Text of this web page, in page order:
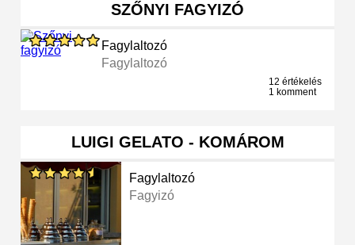
SZŐNYI FAGYIZÓ
Fagylaltozó
Fagylaltozó
12 értékelés
1 komment
LUIGI GELATO - KOMÁROM
Fagylaltozó
Fagyizó